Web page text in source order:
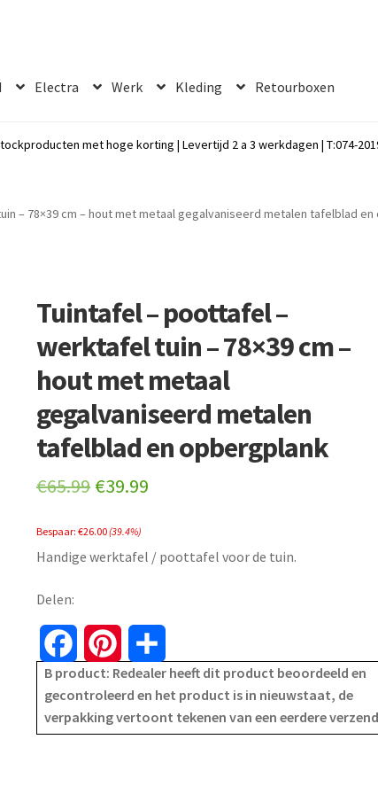
Electra Werk Kleding Retourboxen
met hoge korting | Levertijd 2 a 3 werkdagen | T:074-
– 78×39 cm – hout met metaal gegalvaniseerd metalen tafelblad
Tuintafel – poottafel –
werktafel tuin – 78×39 cm –
hout met metaal
gegalvaniseerd metalen
tafelblad en opbergplank
€65.99 Original
was:
€39.99
is:
Bespaar:€26.00(39.4%)
Handige werktafel / poottafel voor de tuin.
Delen:
a
c
i
n
h
a
B product: Redealer heeft dit product beoordeeld en
gecontroleerd en het product is in nieuwstaat, de
verpakking vertoont tekenen van een eerdere